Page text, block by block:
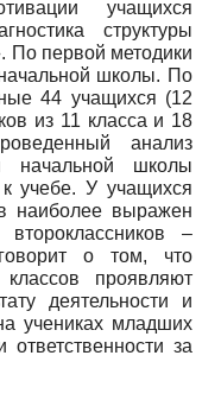
учащихся
структуры
По первой методики
школы. По
44 учащихся (12
из 11 класса и 18
анализ
начальной школы
к учебе. У учащихся
наиболее выражен
–
о том, что
проявляют
деятельности и
учениках младших
за